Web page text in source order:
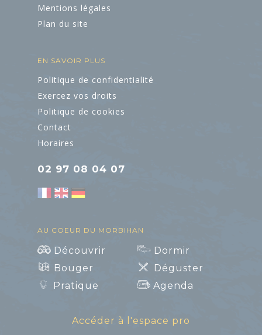
Mentions légales
Plan du site
EN SAVOIR PLUS
Politique de confidentialité
Exercez vos droits
Politique de cookies
Contact
Horaires
02 97 08 04 07
AU COEUR DU MORBIHAN
Découvrir
Dormir
Bouger
Déguster
Pratique
Agenda
Accéder à l'espace pro